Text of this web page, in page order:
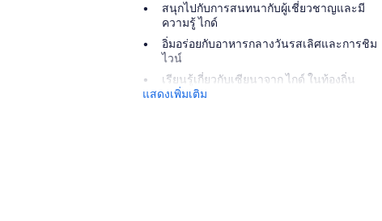
สนุกไปกับการสนทนากับผู้เชี่ยวชาญและมี
ความรู้ ไกด์
อิ่มอร่อยกับอาหารกลางวันรสเลิศและการชิม
ไวน์
เรียนรู้เกี่ยวกับเซียนาจาก ไกด์ ในท้องถิ่น
แสดงเพิ่มเติม